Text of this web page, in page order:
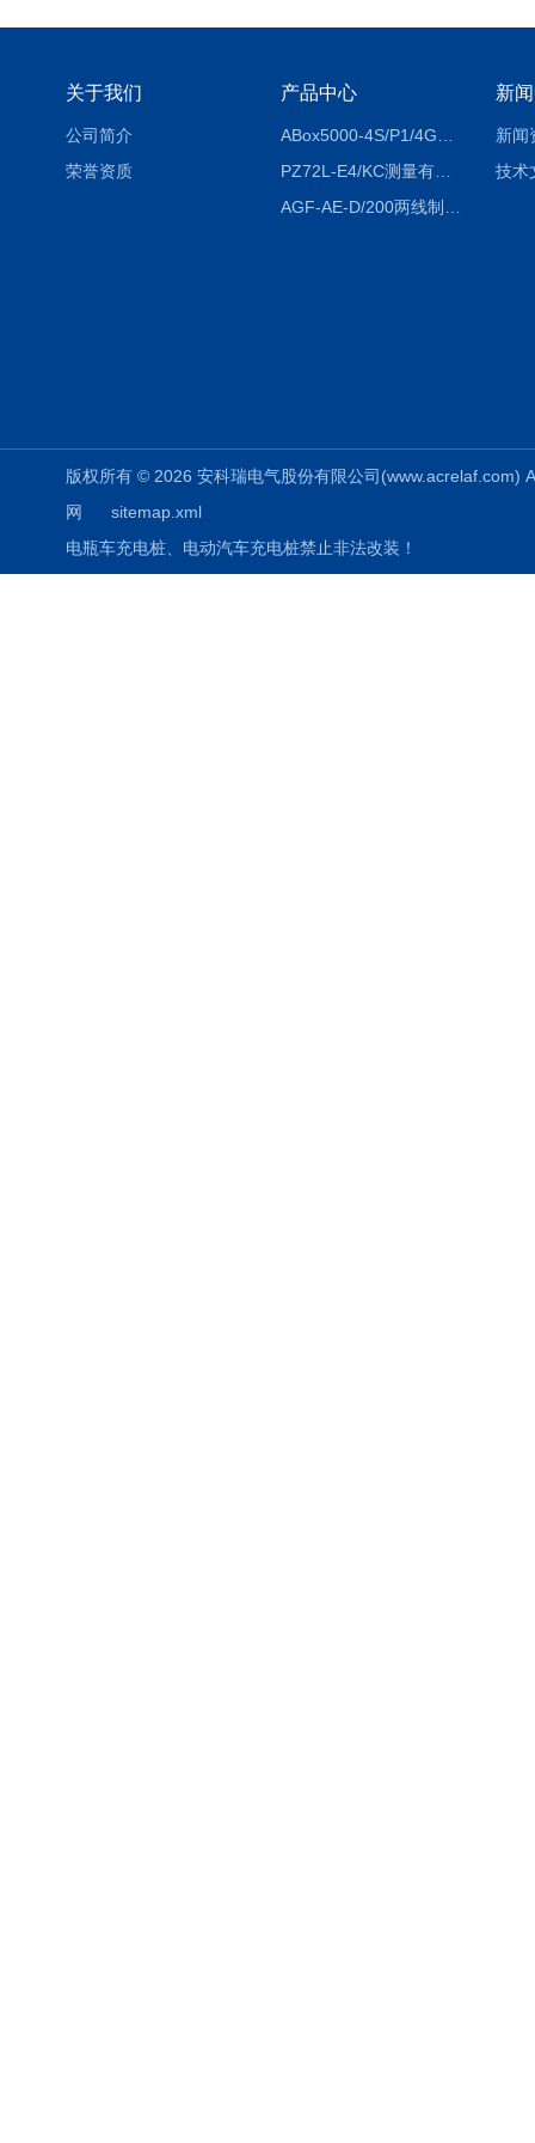
关于我们
公司简介
荣誉资质
产品中心
PZ72L-E4/KC测量有功电能（EPI/EPE）嵌入式电表
新
新闻
技术
版权所有 © 2026 安科瑞电气股份有限公司
网
sitemap.xml
电瓶车充电桩、电动汽车充电桩禁止非法改装！